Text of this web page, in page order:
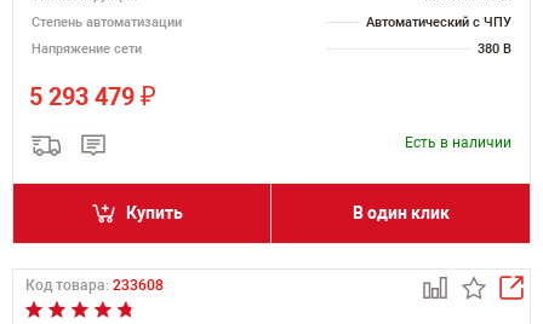
Степень автоматизации
Автоматический с ЧПУ
Напряжение сети
380 В
5 293 479 ₽
Есть в наличии
Купить В один клик
Код товара: 233608